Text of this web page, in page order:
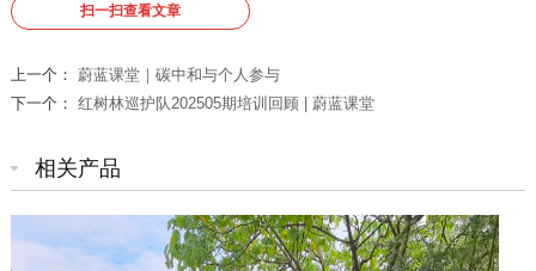
扫一扫查看文章
上一个： 蔚蓝课堂｜碳中和与个人参与
下一个： 红树林巡护队202505期培训回顾 | 蔚蓝课堂
相关产品